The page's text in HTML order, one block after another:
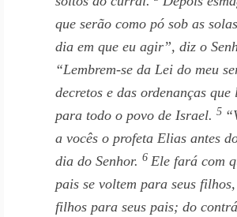
que serão como pó sob as
dia em que eu agir”, diz o
“Lembrem-se da Lei do meu
decretos e das ordenanças
para todo o povo de Israel. 5
a vocês o profeta Elias antes
dia do Senhor. 6 Ele fará com
pais se voltem para seus
filhos para seus pais; do